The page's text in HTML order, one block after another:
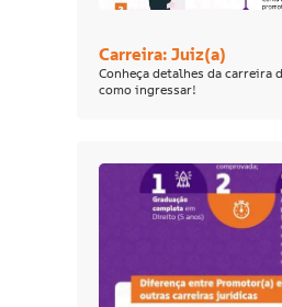
Carreira: Juiz(a)
Conheça detalhes da carreira
como ingressar!